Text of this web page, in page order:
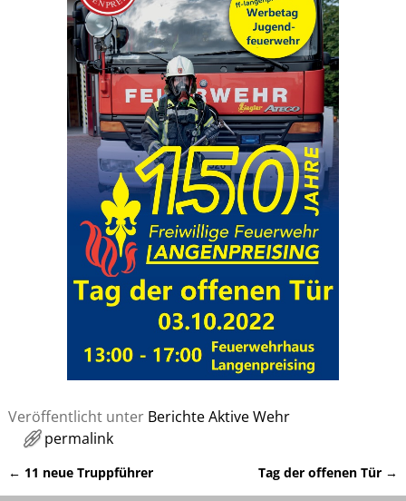
Veröffentlicht unter Berichte Aktive Wehr
permalink
Artikelnavigation
← 11 neue Truppführer Tag der offenen Tür →